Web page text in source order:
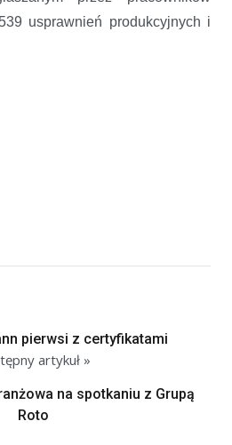
usprawnień produkcyjnych i
pierwsi z certyfikatami
artykuł »
na spotkaniu z Grupą
Roto